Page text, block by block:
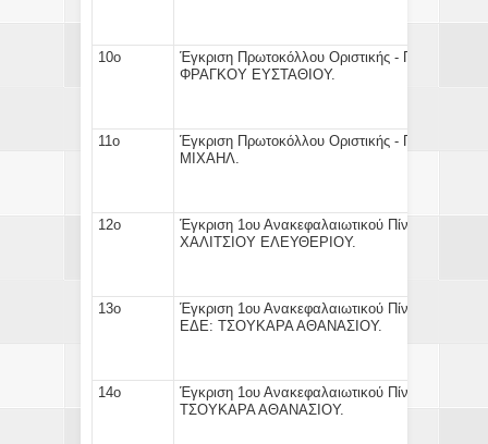
10ο Έγκριση Πρωτοκόλλου Οριστικής -
ΦΡΑΓΚΟΥ
11ο Έγκριση Πρωτοκόλλου Οριστικής -
12ο Έγκριση 1ου Ανακεφαλαιωτικού Πίνακα
ΧΑΛΙΤΣΙΟΥ
13ο Έγκριση 1ου Ανακεφαλαιωτικού Πίνακα
ΕΔΕ: ΤΣΟΥΚΑΡΑ
14ο Έγκριση 1ου Ανακεφαλαιωτικού Πίνακα
ΤΣΟΥΚΑΡΑ ΑΘΑΝΑΣΙΟΥ.